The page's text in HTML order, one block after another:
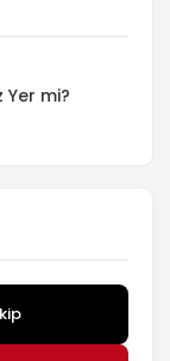
mi?